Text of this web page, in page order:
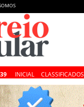
INICIAL CLASSIFICADOS